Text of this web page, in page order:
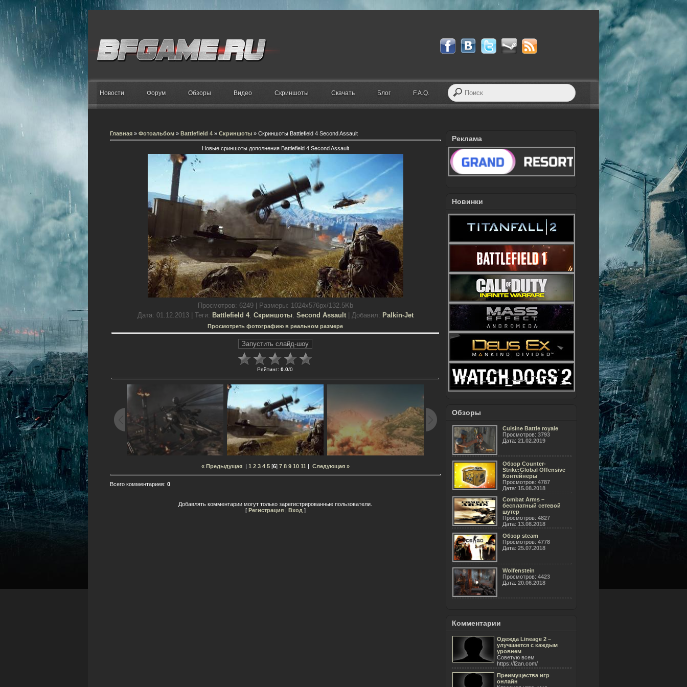
Новости Форум Обзоры Видео Скриншоты Скачать Блог F.A.Q.
Главная » Фотоальбом » Battlefield 4 » Скриншоты » Скриншоты Battlefield 4 Second Assault
Новые сриншоты дополнения Battlefield 4 Second Assault
Просмотров: 6249 | Размеры: 1024x576px/132.5Kb
Дата: 01.12.2013 | Теги: Battlefield 4, Скриншоты, Second Assault| Добавил: Palkin-Jet
Просмотреть фотографию в реальном размере
Рейтинг: 0.0/0
« Предыдущая| 1 2 3 4 5[6] 7 8 9 10 11 | Следующая »
Всего комментариев: 0
Добавлять комментарии могут только зарегистрированные пользователи.
[ Регистрация| Вход ]
Реклама
Новинки
Обзоры
Cuisine Battle royale
Просмотров: 3793
Дата: 21.02.2019
Обзор Counter-
Strike:Global Offensive
Контейнеры
Просмотров: 4787
Дата: 15.08.2018
Combat Arms –
бесплатный сетевой
шутер
Просмотров: 4827
Дата: 13.08.2018
Обзор steam
Просмотров: 4778
Дата: 25.07.2018
Wolfenstein
Просмотров: 4423
Дата: 20.06.2018
Комментарии
Одежда Lineage 2 –
улучшается с каждым
уровнем
Советую всем
https://l2an.com/
Преимущества игр
онлайн